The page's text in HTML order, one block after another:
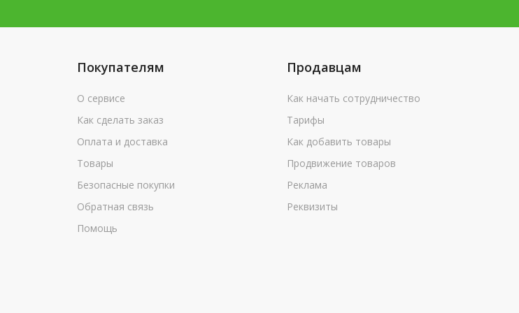
Покупателям
О сервисе
Как сделать заказ
Оплата и доставка
Товары
Безопасные покупки
Обратная связь
Помощь
Продавцам
Как начать сотрудничество
Тарифы
Как добавить товары
Продвижение товаров
Реклама
Реквизиты